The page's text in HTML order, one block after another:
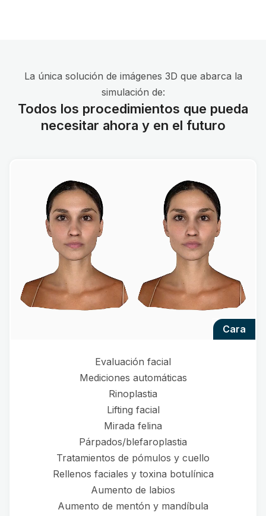
La única solución de imágenes 3D que abarca la
simulación de:
Todos los procedimientos que pueda
necesitar ahora y en el futuro
cara
Evaluación facial
Mediciones automáticas
Rinoplastia
Lifting facial
Mirada felina
Párpados/blefaroplastia
Tratamientos de pómulos y cuello
Rellenos faciales y toxina botulínica
Aumento de labios
Aumento de mentón y mandíbula